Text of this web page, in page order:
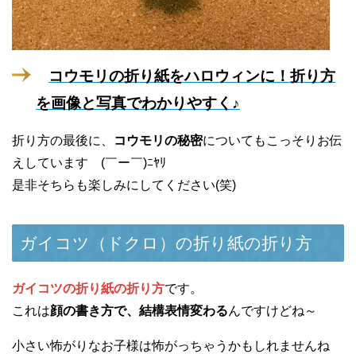
コウモリの折り紙をハロウィンに！折り方
を画像と写真でわかりやすく♪
折り方の最後に、 コウモリの秘密についてもこっそりお伝
えしています (￣ー￣)ﾆﾔﾘ
是非そちらも楽しみにしてください(笑)
ガイコツ（ドクロ）の折り紙の折り方
ガイコツの折り紙の折り方です。
これは顔の書き方で、結構表情変わるんですけどね～
小さい怖がりなお子様は怖がっちゃうかもしれませんね